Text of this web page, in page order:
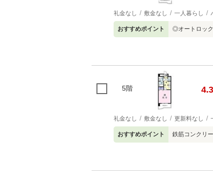
礼金なし 敷金なし 一人暮らし
おすすめポイント ◎オートロッ
5階
礼金なし 敷金なし 更新料なし
おすすめポイント 鉄筋コンクリ